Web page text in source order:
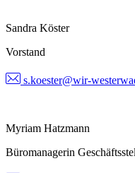
Sandra Köster
Vorstand
s.koester@wir-
Myriam Hatzmann
Büromanagerin